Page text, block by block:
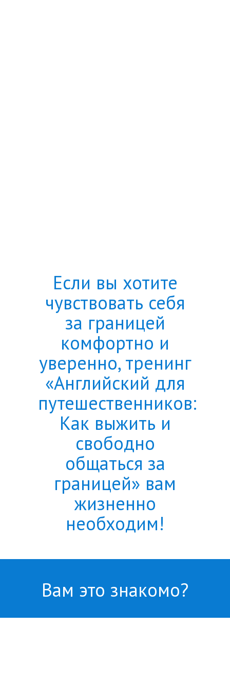
Если вы хотите
чувствовать себя
за границей
комфортно и
уверенно, тренинг
«Английский для
путешественников:
Как выжить и
свободно
общаться за
границей» вам
жизненно
необходим!
Вам это знакомо?